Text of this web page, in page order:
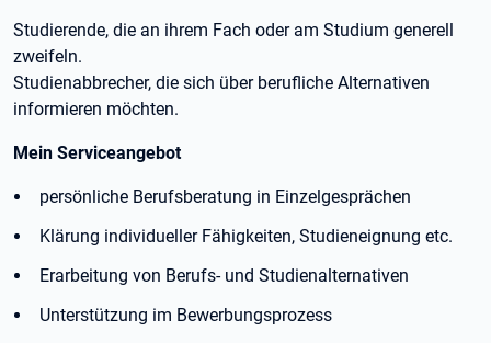
Studierende, die an ihrem Fach oder am Studium generell
zweifeln.
Studienabbrecher, die sich über berufliche Alternativen
informieren möchten.
Mein Serviceangebot
persönliche Berufsberatung in Einzelgesprächen
Klärung individueller Fähigkeiten, Studieneignung etc.
Erarbeitung von Berufs- und Studienalternativen
Unterstützung im Bewerbungsprozess